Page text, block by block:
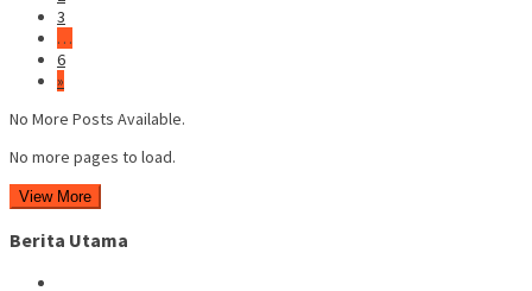
3
…
6
»
No More Posts Available.
No more pages to load.
View More
Berita Utama